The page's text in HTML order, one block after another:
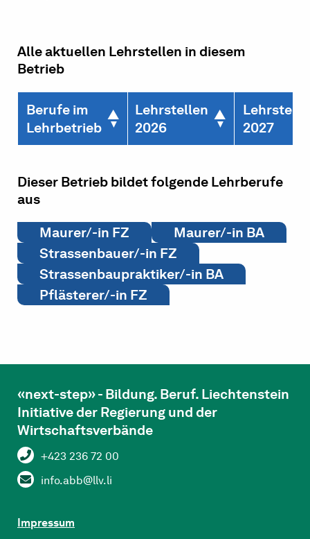
Alle aktuellen Lehrstellen in diesem
Betrieb
Berufe im
Lehrbetrieb
Lehrstellen
2026
2027
Dieser Betrieb bildet folgende Lehrberufe
aus
Maurer/-in FZ
Maurer/-in BA
Strassenbauer/-in FZ
Strassenbaupraktiker/-in BA
Pflästerer/-in FZ
«next-step» - Bildung. Beruf. Liechtenstein
Initiative der Regierung und der
Wirtschaftsverbände
+423 236 72 00
info.abb@llv.li
Impressum